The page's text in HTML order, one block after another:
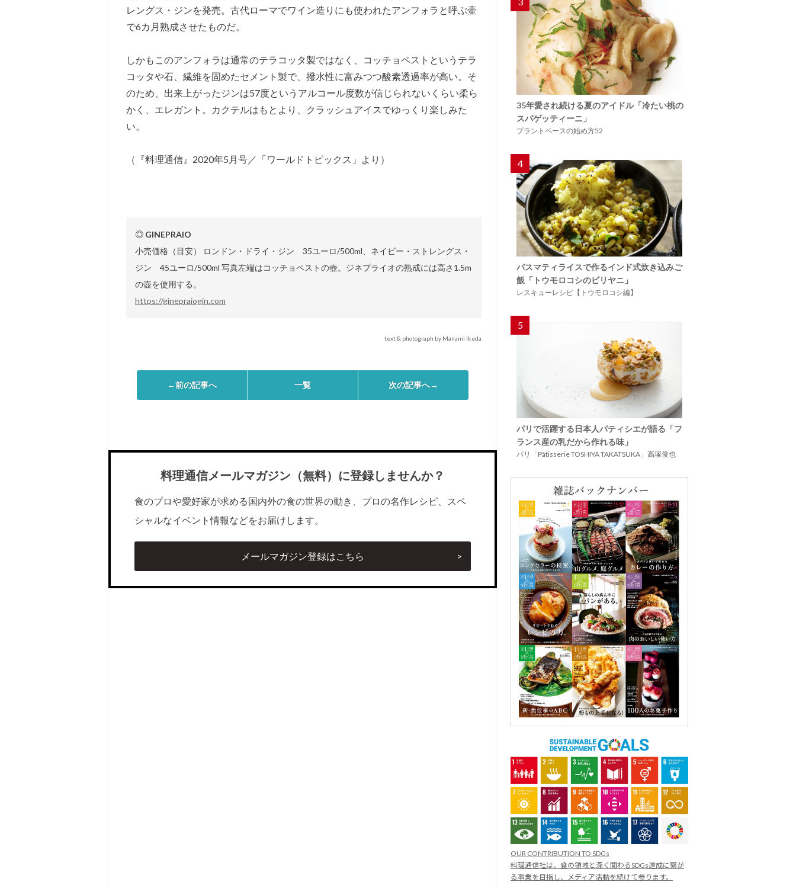
レングス・ジンを発売。古代ローマでワイン造りにも使われたアンフォラと呼ぶ壷
で6カ月熟成させたものだ。
しかもこのアンフォラは通常のテラコッタ製ではなく、コッチョペストというテラ
コッタや石、繊維を固めたセメント製で、撥水性に富みつつ酸素透過率が高い。そ
のため、出来上がったジンは57度というアルコール度数が信じられないくらい柔ら
かく、エレガント。カクテルはもとより、クラッシュアイスでゆっくり楽しみた
い。
（『料理通信』2020年5月号／「ワールドトピックス」より）
◎ GINEPRAIO
小売価格（目安） ロンドン・ドライ・ジン 35ユーロ/500ml、ネイビー・ストレングス・
ジン 45ユーロ/500ml 写真左端はコッチョペストの壺。ジネプライオの熟成には高さ1.5m
の壺を使用する。
https://ginepraiogin.com
text & photograph by Manami Ikeda
←前の記事へ 一覧 次の記事へ→
料理通信メールマガジン（無料）に登録しませんか？
食のプロや愛好家が求める国内外の食の世界の動き、プロの名作レシピ、スペ
シャルなイベント情報などをお届けします。
メールマガジン登録はこちら
35年愛され続ける夏のアイドル「冷たい桃の
スパゲッティーニ」
プラントベースの始め方52
4
バスマティライスで作るインド式炊き込みご
飯「トウモロコシのビリヤニ」
レスキューレシピ【トウモロコシ編】
5
パリで活躍する日本人パティシエが語る「フ
ランス産の乳だから作れる味」
パリ「Pâtisserie TOSHIYA TAKATSUKA」高塚俊也
OUR CONTRIBUTION TO SDGs
料理通信社は、食の領域と深く関わるSDGs達成に繋が
る事業を目指し、メディア活動を続けて参ります。